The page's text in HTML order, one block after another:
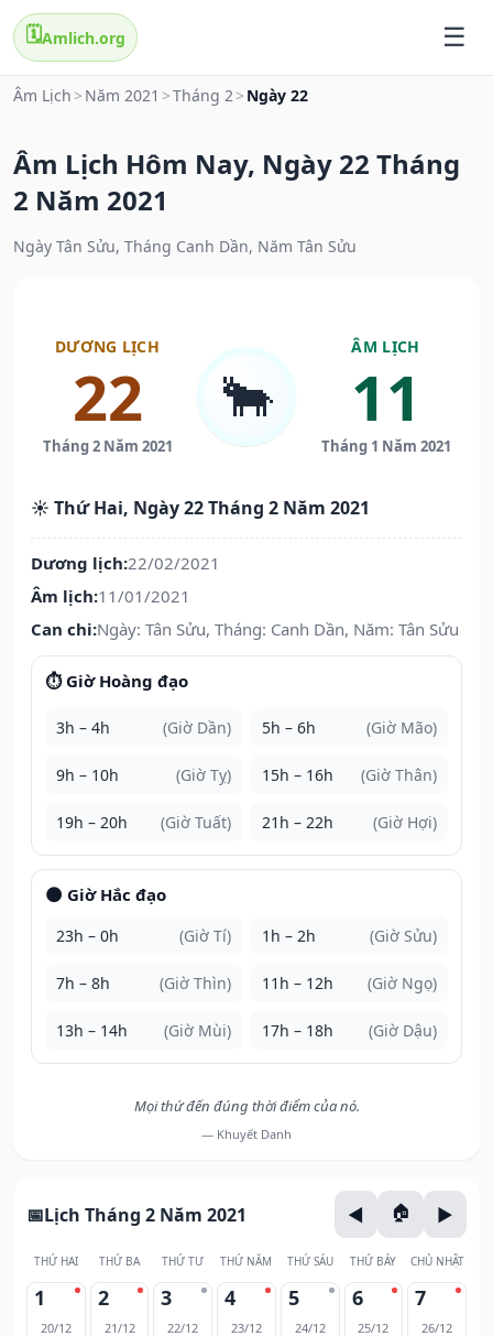
🗓️Amlich.org
Âm Lịch > Năm 2021 >Tháng 2> Ngày 22
Âm Lịch Hôm Nay, Ngày 22 Tháng
2 Năm 2021
Ngày Tân Sửu, Tháng Canh Dần, Năm Tân Sửu
DƯƠNG LỊCH
22
Tháng 2 Năm 2021
🐂
ÂM LỊCH
11
Tháng 1 Năm 2021
☀️ Thứ Hai, Ngày 22 Tháng 2 Năm 2021
Dương lịch:22/02/2021
Âm lịch:11/01/2021
Can chi:Ngày: Tân Sửu, Tháng: Canh Dần, Năm: Tân Sửu
⏱️ Giờ Hoàng đạo
3h – 4h (Giờ Dần) 5h – 6h (Giờ Mão)
9h – 10h (Giờ Tỵ) 15h – 16h (Giờ Thân)
19h – 20h (Giờ Tuất) 21h – 22h (Giờ Hợi)
🌑 Giờ Hắc đạo
23h – 0h (Giờ Tí) 1h – 2h (Giờ Sửu)
7h – 8h (Giờ Thìn) 11h – 12h (Giờ Ngọ)
13h – 14h (Giờ Mùi) 17h – 18h (Giờ Dậu)
Mọi thứ đến đúng thời điểm của nó.
— Khuyết Danh
Lịch Tháng 2 Năm 2021
THỨ HAI THỨ BA THỨ TƯ THỨ NĂM THỨ SÁU THỨ BẢY CHỦ NHẬT
1
20/12
2
21/12
3
22/12
4
23/12
5
24/12
6
25/12
7
26/12